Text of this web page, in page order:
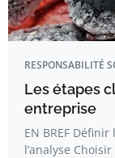
RESPONSABILITÉ
Les étapes
entreprise
EN BREF
l’analyse